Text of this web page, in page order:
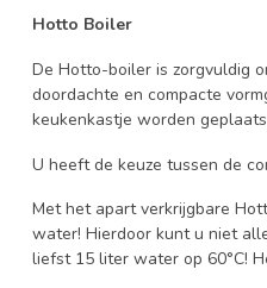
Hotto Boiler
De Hotto-boiler is zorgvuldig
doordachte en compacte
keukenkastje worden
U heeft de keuze tussen de
Met het apart verkrijgbare
water! Hierdoor kunt u niet
liefst 15 liter water op 60°C!